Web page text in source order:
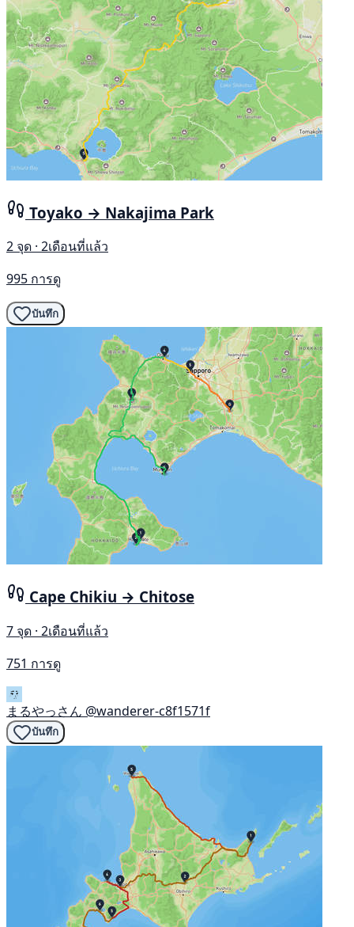
Toyako → Nakajima Park
2 จุด · 2เดือนที่แล้ว
995 การดู
บันทึก
Cape Chikiu → Chitose
7 จุด · 2เดือนที่แล้ว
751 การดู
まるやっさん @wanderer-c8f1571f
บันทึก